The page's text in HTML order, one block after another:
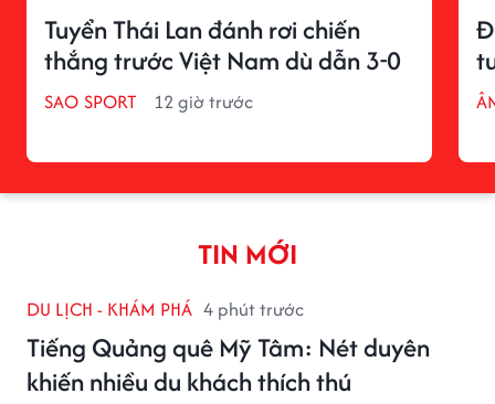
Tuyển Thái Lan đánh rơi chiến
thắng trước Việt Nam dù dẫn 3-0
SAO SPORT 12 giờ trước
TIN MỚI
DU LỊCH - KHÁM PHÁ 4 phút trước
Tiếng Quảng quê Mỹ Tâm: Nét duyên
khiến nhiều du khách thích thú